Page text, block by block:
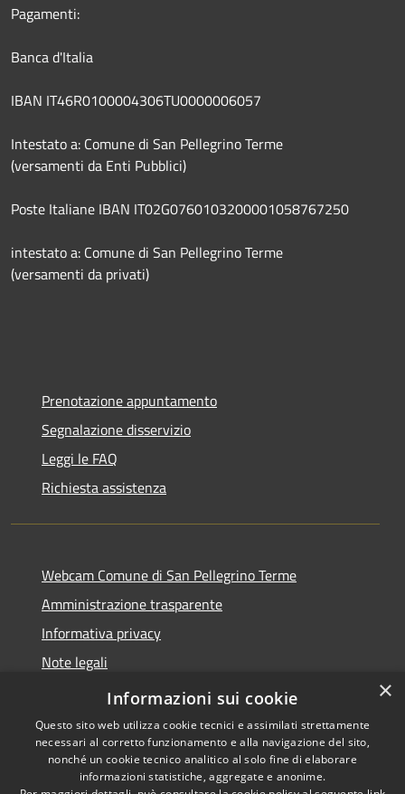
Pagamenti:
Banca d'Italia
IBAN IT46R0100004306TU0000006057
Intestato a: Comune di San Pellegrino Terme
(versamenti da Enti Pubblici)
Poste Italiane IBAN IT02G0760103200001058767250
intestato a: Comune di San Pellegrino Terme
(versamenti da privati)
Prenotazione appuntamento
Segnalazione disservizio
Leggi le FAQ
Richiesta assistenza
Webcam Comune di San Pellegrino Terme
Amministrazione trasparente
Informativa privacy
Note legali
Dichiarazione di accessibilità
Copyright © 2026 • Comune di
×
Informazioni sui cookie
Questo sito web utilizza cookie tecnici e assimilati strettamente
necessari al corretto funzionamento e alla navigazione del sito,
nonché un cookie tecnico analitico al solo fine di elaborare
informazioni statistiche, aggregate e anonime.